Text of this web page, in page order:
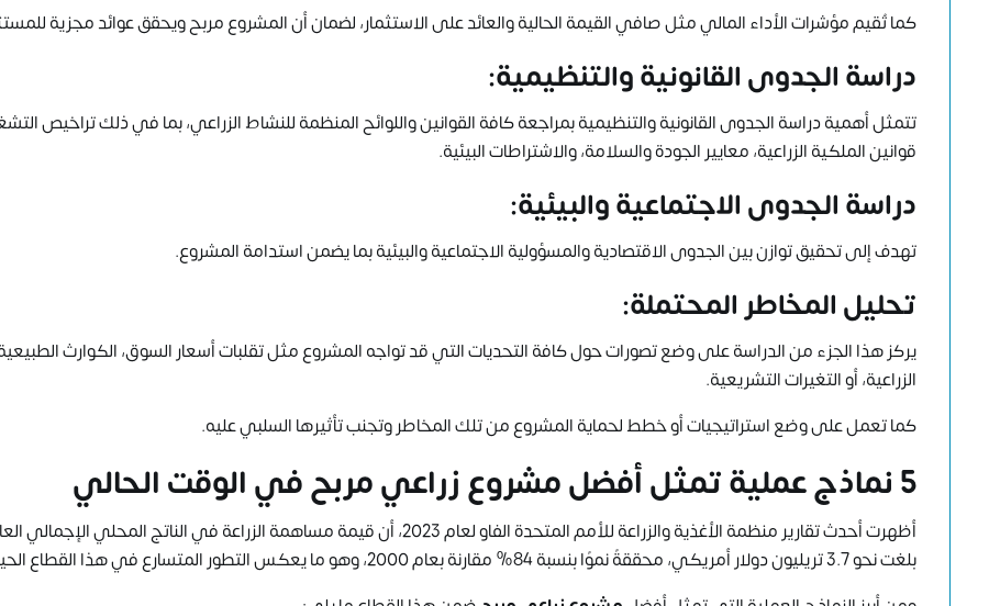
كما تُقيم مؤشرات الأداء المالي مثل صافي القيمة الحالية والعائد على الاستثمار، لضمان أن المشروع مربح ويحقق عوائد مجزية
دراسة الجدوى القانونية والتنظيمية:
تتمثل أهمية دراسة الجدوى القانونية والتنظيمية بمراجعة كافة القوانين واللوائح المنظمة للنشاط الزراعي، بما في ذلك تراخيص
قوانين الملكية الزراعية، معايير الجودة والسلامة، والاشتراطات البيئية.
دراسة الجدوى الاجتماعية والبيئية:
تهدف إلى تحقيق توازن بين الجدوى الاقتصادية والمسؤولية الاجتماعية والبيئية بما يضمن استدامة المشروع.
تحليل المخاطر المحتملة:
يركز هذا الجزء من الدراسة على وضع تصورات حول كافة التحديات التي قد تواجه المشروع مثل تقلبات أسعار السوق، الكوارث
الزراعية، أو التغيرات التشريعية.
كما تعمل على وضع استراتيجيات أو خطط لحماية المشروع من تلك المخاطر وتجنب تأثيرها السلبي عليه.
5 نماذج عملية تمثل أفضل مشروع زراعي مربح في الوقت الحالي
أظهرت أحدث تقارير منظمة الأغذية والزراعة للأمم المتحدة الفاو
لعام 2023، أن قيمة مساهمة الزراعة في الناتج المحلي الإجمالي
بلغت نحو 3.7 تريليون دولار أمريكي، محققةً نموًا بنسبة 84% مقارنة بعام 2000، وهو ما يعكس التطور المتسارع في هذا القطاع الحيوي.